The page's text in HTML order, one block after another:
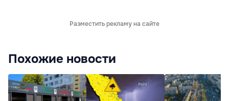
Разместить рекламу на сайте
Похожие новости